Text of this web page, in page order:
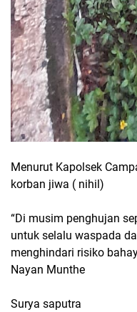
Menurut Kapolsek
korban jiwa ( nihil)
“Di musim penghujan
untuk selalu waspada
menghindari risiko
Nayan Munthe
Surya saputra